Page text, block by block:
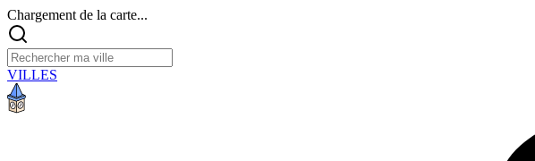
Chargement de la carte...
VILLES